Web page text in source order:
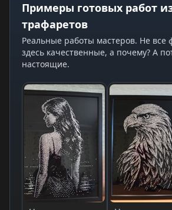
Примеры готовых работ
трафаретов
Реальные работы мастеров. Не все
здесь качественные, а почему? А
настоящие.